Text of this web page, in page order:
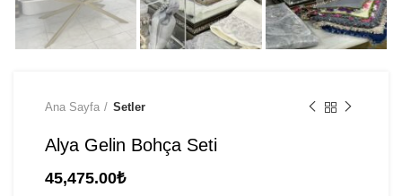
Ana Sayfa Setler
Alya Gelin Bohça Seti
45,475.00₺